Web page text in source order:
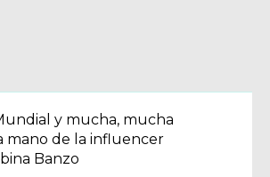
y mucha, mucha
mano de la influencer
Banzo